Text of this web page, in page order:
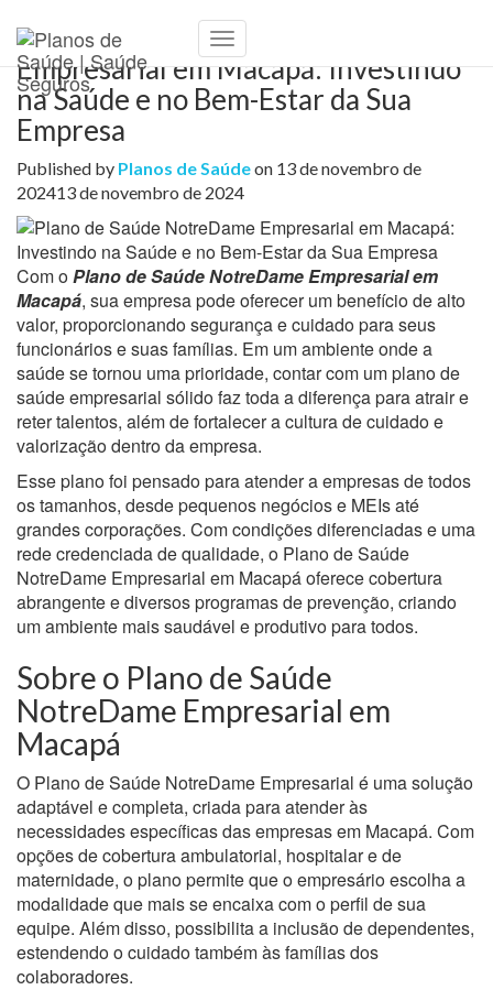
Toggle
Navigation
Plano de Saúde NotreDame
Empresarial em Macapá: Investindo
na Saúde e no Bem-Estar da Sua
Empresa
Published by Planos de Saúdeon 13 de novembro de
202413 de novembro de 2024
Com oPlano de Saúde NotreDame Empresarial em
Macapá, sua empresa pode oferecer um benefício de alto
valor, proporcionando segurança e cuidado para seus
funcionários e suas famílias. Em um ambiente onde a
saúde se tornou uma prioridade, contar com um plano de
saúde empresarial sólido faz toda a diferença para atrair e
reter talentos, além de fortalecer a cultura de cuidado e
valorização dentro da empresa.
Esse plano foi pensado para atender a empresas de todos
os tamanhos, desde pequenos negócios e MEIs até
grandes corporações. Com condições diferenciadas e uma
rede credenciada de qualidade, o Plano de Saúde
NotreDame Empresarial em Macapá oferece cobertura
abrangente e diversos programas de prevenção, criando
um ambiente mais saudável e produtivo para todos.
Sobre o Plano de Saúde
NotreDame Empresarial em
Macapá
O Plano de Saúde NotreDame Empresarial é uma solução
adaptável e completa, criada para atender às
necessidades específicas das empresas em Macapá. Com
opções de cobertura ambulatorial, hospitalar e de
maternidade, o plano permite que o empresário escolha a
modalidade que mais se encaixa com o perfil de sua
equipe. Além disso, possibilita a inclusão de dependentes,
estendendo o cuidado também às famílias dos
colaboradores.